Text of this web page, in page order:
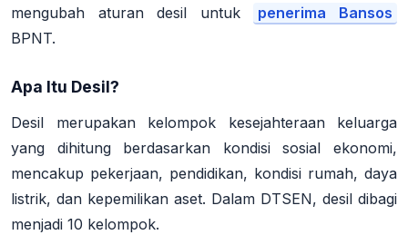
mengubah aturan desil untuk
penerima Bansos
BPNT.
Apa Itu Desil?
Desil merupakan kelompok kesejahteraan keluarga
yang dihitung berdasarkan kondisi sosial ekonomi,
mencakup pekerjaan, pendidikan, kondisi rumah, daya
listrik, dan kepemilikan aset. Dalam DTSEN, desil dibagi
menjadi 10 kelompok.